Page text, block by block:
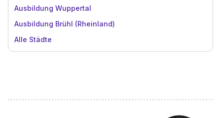
Ausbildung Wuppertal
Ausbildung Brühl (Rheinland)
Alle Städte